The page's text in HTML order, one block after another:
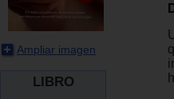
Ampliar imagen
LIBRO